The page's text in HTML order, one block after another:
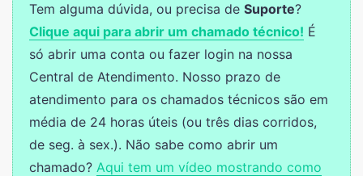
Tem alguma dúvida, ou precisa de Suporte?
Clique aqui para abrir um chamado técnico! É
só abrir uma conta ou fazer login na nossa
Central de Atendimento. Nosso prazo de
atendimento para os chamados técnicos são em
média de 24 horas úteis (ou três dias corridos,
de seg. à sex.). Não sabe como abrir um
chamado? Aqui tem um vídeo mostrando como